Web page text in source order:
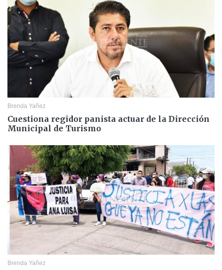
Brenda Yañez
Cuestiona regidor panista actuar de la Dirección
Municipal de Turismo
Brenda Yañez